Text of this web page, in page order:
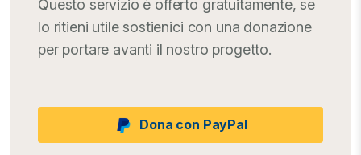
Questo servizio è offerto gratuitamente, se
lo ritieni utile sostienici con una donazione
per portare avanti il nostro progetto.
Dona con PayPal